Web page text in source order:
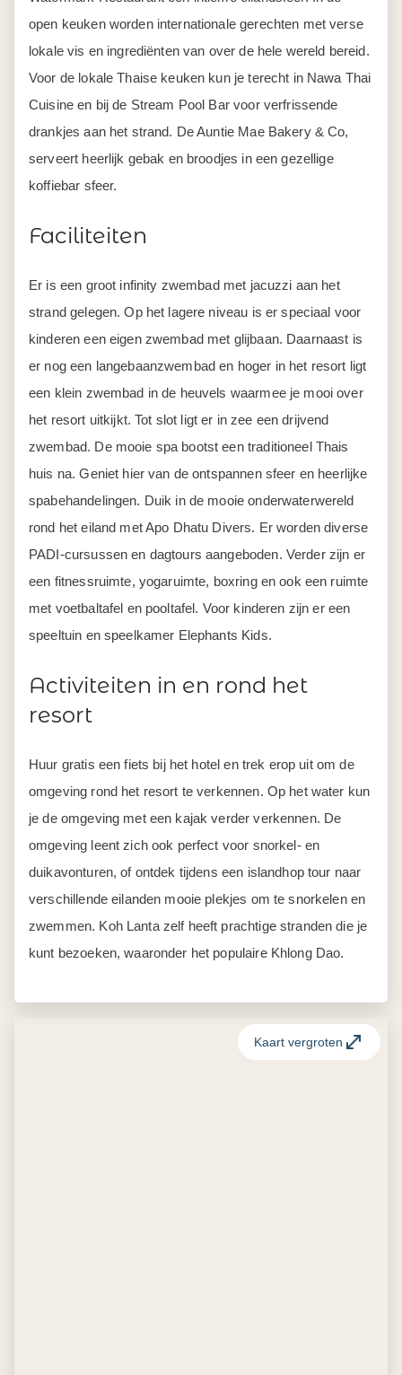
open keuken worden internationale gerechten met verse
lokale vis en ingrediënten van over de hele wereld bereid.
Voor de lokale Thaise keuken kun je terecht in Nawa Thai
Cuisine en bij de Stream Pool Bar voor verfrissende
drankjes aan het strand. De Auntie Mae Bakery & Co,
serveert heerlijk gebak en broodjes in een gezellige
koffiebar sfeer.
Faciliteiten
Er is een groot infinity zwembad met jacuzzi aan het
strand gelegen. Op het lagere niveau is er speciaal voor
kinderen een eigen zwembad met glijbaan. Daarnaast is
er nog een langebaanzwembad en hoger in het resort ligt
een klein zwembad in de heuvels waarmee je mooi over
het resort uitkijkt. Tot slot ligt er in zee een drijvend
zwembad. De mooie spa bootst een traditioneel Thais
huis na. Geniet hier van de ontspannen sfeer en heerlijke
spabehandelingen. Duik in de mooie onderwaterwereld
rond het eiland met Apo Dhatu Divers. Er worden diverse
PADI-cursussen en dagtours aangeboden. Verder zijn er
een fitnessruimte, yogaruimte, boxring en ook een ruimte
met voetbaltafel en pooltafel. Voor kinderen zijn er een
speeltuin en speelkamer Elephants Kids.
Activiteiten in en rond het
resort
Huur gratis een fiets bij het hotel en trek erop uit om de
omgeving rond het resort te verkennen. Op het water kun
je de omgeving met een kajak verder verkennen. De
omgeving leent zich ook perfect voor snorkel- en
duikavonturen, of ontdek tijdens een islandhop tour naar
verschillende eilanden mooie plekjes om te snorkelen en
zwemmen. Koh Lanta zelf heeft prachtige stranden die je
kunt bezoeken, waaronder het populaire Khlong Dao.
Kaart vergroten